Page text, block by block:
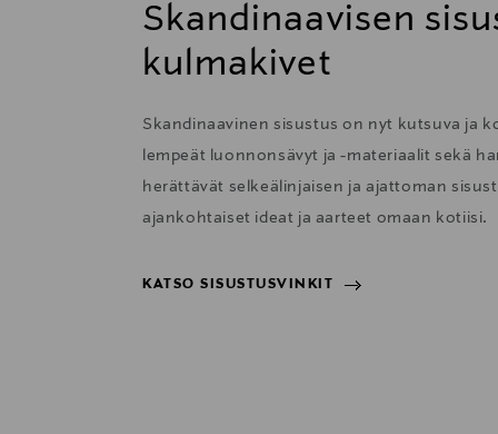
Skandinaavisen
kulmakivet
Skandinaavinen sisustus on nyt kutsuva ja
lempeät luonnonsävyt ja -materiaalit sekä
herättävät selkeälinjaisen ja ajattoman
ajankohtaiset ideat ja aarteet omaan kotiisi.
KATSO SISUSTUSVINKIT